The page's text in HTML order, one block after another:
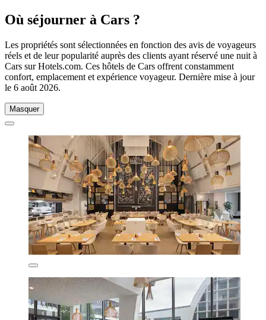
Où séjourner à Cars ?
Les propriétés sont sélectionnées en fonction des avis de voyageurs
réels et de leur popularité auprès des clients ayant réservé une nuit à
Cars sur Hotels.com. Ces hôtels de Cars offrent constamment
confort, emplacement et expérience voyageur. Dernière mise à jour
le 6 août 2026.
Masquer